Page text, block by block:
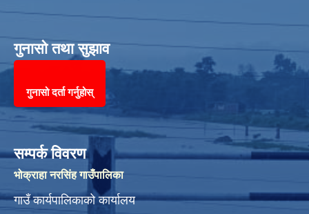
गुनासो तथा सुझाव
गुनासो दर्ता गर्नुहोस्
सम्पर्क विवरण
भोक्राहा नरसिंह गाउँपालिका
गाउँ कार्यपालिकाको कार्यालय